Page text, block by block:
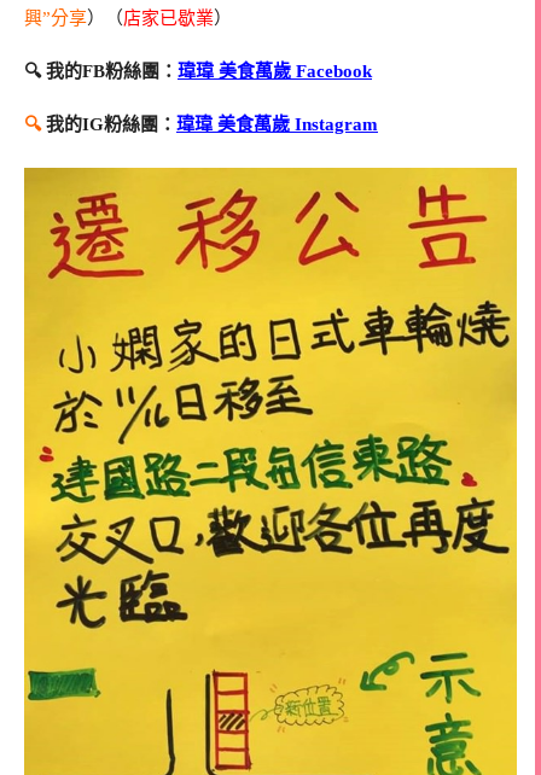
興”分享）（店家已歇業）
🔍 我的FB粉絲團： 瑋瑋 美食萬歲 Facebook
🔍我的IG粉絲團： 瑋瑋 美食萬歲 Instagram